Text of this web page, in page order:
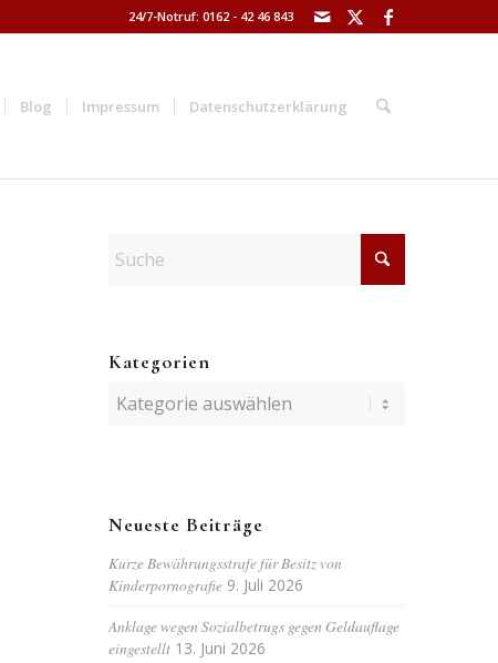
24/7-Notruf: 0162 - 42 46 843
Blog Impressum Datenschutzerklärung
Kategorien
Kategorien
Neueste Beiträge
Kurze Bewährungsstrafe für Besitz von
Kinderpornografie 9. Juli 2026
Anklage wegen Sozialbetrugs gegen Geldauflage
eingestellt 13. Juni 2026